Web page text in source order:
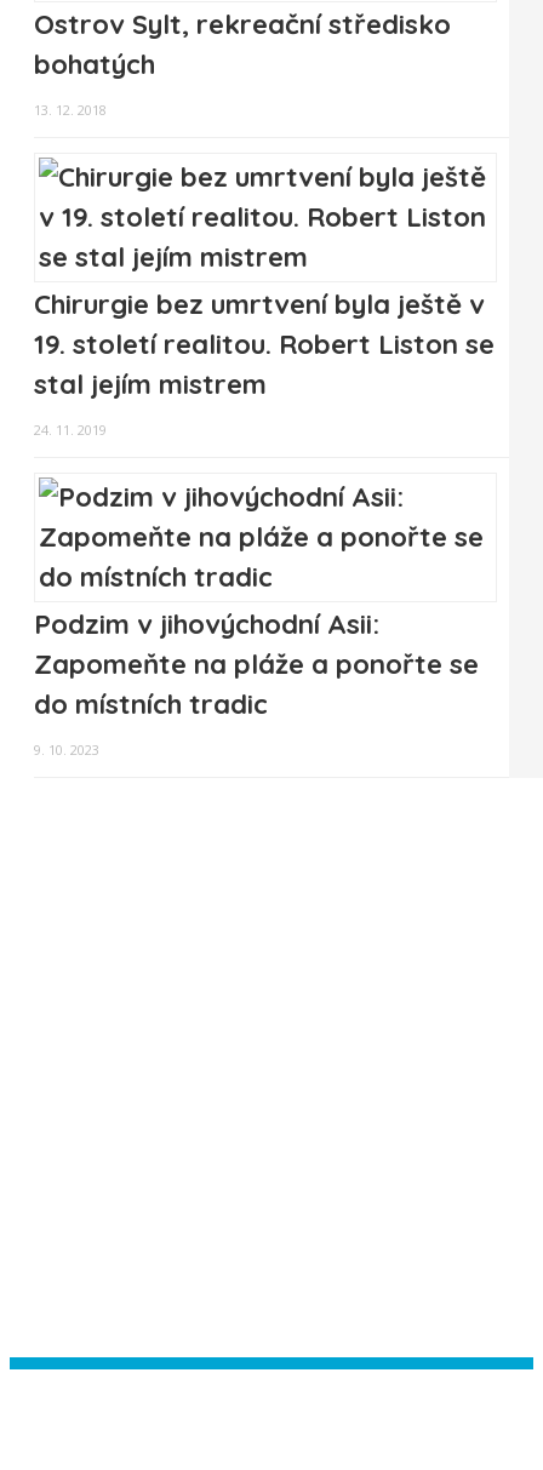
Ostrov Sylt, rekreační středisko
bohatých
13. 12. 2018
Chirurgie bez umrtvení byla ještě v
19. století realitou. Robert Liston se
stal jejím mistrem
24. 11. 2019
Podzim v jihovýchodní Asii:
Zapomeňte na pláže a ponořte se
do místních tradic
9. 10. 2023